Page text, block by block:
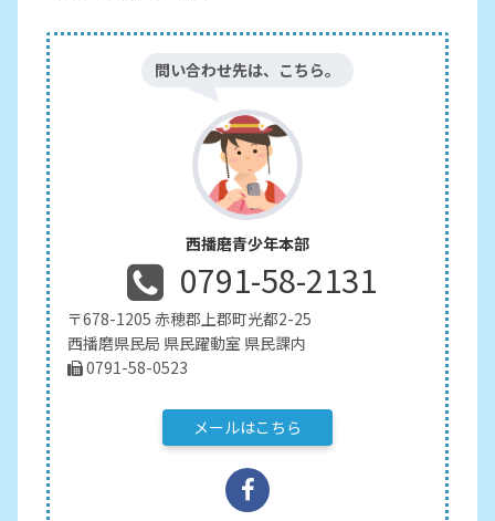
問い合わせ先は、こちら。
西播磨青少年本部
0791-58-2131
〒678-1205 赤穂郡上郡町光都2-25
西播磨県民局 県民躍動室 県民課内
0791-58-0523
メールはこちら